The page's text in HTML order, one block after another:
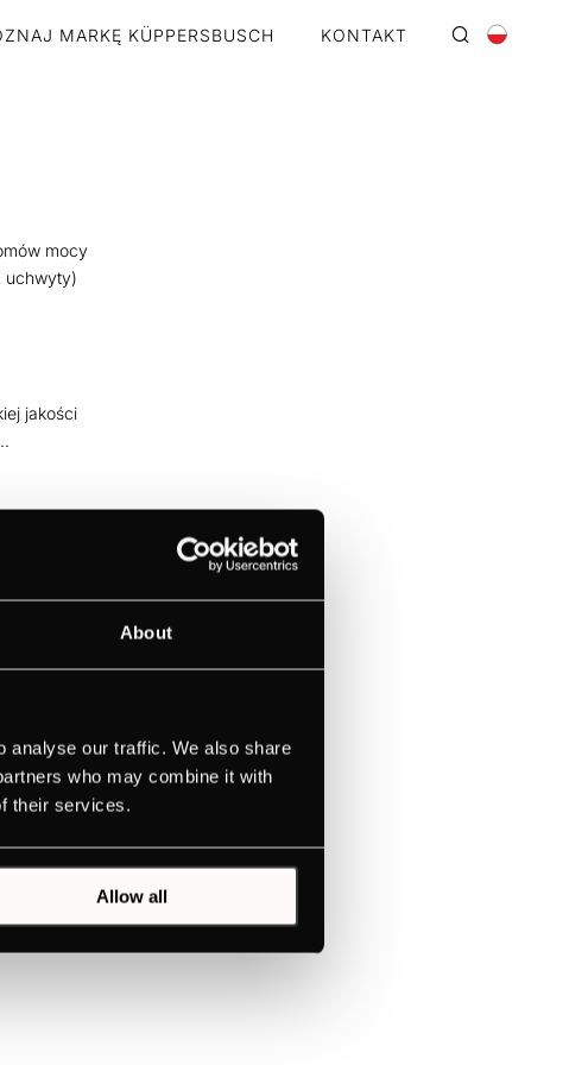
About
analyse our traffic. We also share
who may combine it with
their services.
Allow all
MARKĘ KÜPPERSBUSCH KONTAKT
mocy
uchwyty)
jakości
co do
(czas
nie...
jakości